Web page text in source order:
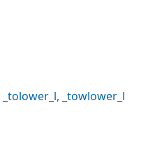
_tolower_l, _towlower_l